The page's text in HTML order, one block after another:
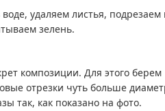
удаляем листья, подрезаем
зелень.
композиции. Для этого берем
отрезки чуть больше
так, как показано на фото.